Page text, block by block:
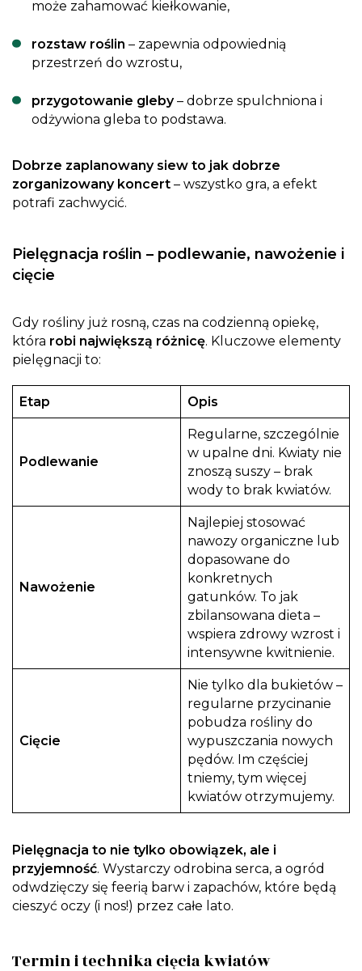
może zahamować kiełkowanie,
rozstaw roślin – zapewnia odpowiednią
przestrzeń do wzrostu,
przygotowanie gleby– dobrze spulchniona i
odżywiona gleba to podstawa.
Dobrze zaplanowany siew to jak dobrze
zorganizowany koncert – wszystko gra, a efekt
potrafi zachwycić.
Pielęgnacja roślin – podlewanie, nawożenie i
cięcie
Gdy rośliny już rosną, czas na codzienną opiekę,
która robi największą różnicę. Kluczowe elementy
pielęgnacji to:
Etap Opis
Podlewanie
Regularne, szczególnie
w upalne dni. Kwiaty nie
znoszą suszy – brak
wody to brak kwiatów.
Nawożenie
Najlepiej stosować
nawozy organiczne lub
dopasowane do
konkretnych
gatunków. To jak
zbilansowana dieta –
wspiera zdrowy wzrost i
intensywne kwitnienie.
Cięcie
Nie tylko dla bukietów –
regularne przycinanie
pobudza rośliny do
wypuszczania nowych
pędów. Im częściej
tniemy, tym więcej
kwiatów otrzymujemy.
Pielęgnacja to nie tylko obowiązek, ale i
przyjemność. Wystarczy odrobina serca, a ogród
odwdzięczy się feerią barw i zapachów, które będą
cieszyć oczy (i nos!) przez całe lato.
Termin i technika cięcia kwiatów